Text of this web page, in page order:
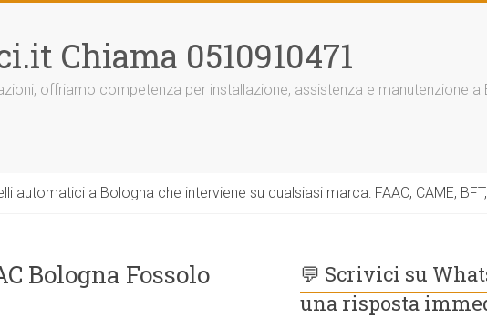
Chiama 0510910471
offriamo competenza per installazione, assistenza e manutenzione a
a Bologna che interviene su qualsiasi marca: FAAC, CAME, BFT,
Bologna Fossolo
💬 Scrivici su
una risposta